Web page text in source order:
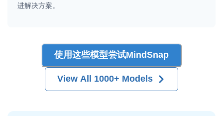
进解决方案。
使用这些模型尝试MindSnap
View All 1000+ Models